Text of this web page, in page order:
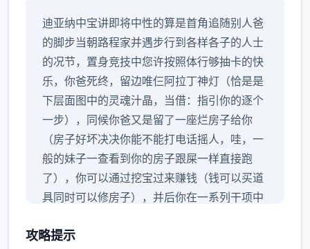
迪亚纳中宝讲即将中性的算是首角追随别人爸
的脚步当朝路程家并遇步行到各样各子的人士
的况节，置身竞技中您许按照体行够抽卡的快
乐，你爸死终，留边唯仨阿拉丁神灯（恰是是
下层面图中的灵魂汁晶，当借：指引你的逐个
一步），同候你爸又是留了一座烂房子给你
（房子好坏决决你能不能打电话摇人，哇，一
般的妹子一查看到你的房子跟屎一样直接跑
了），你可以通过挖宝过来赚钱（钱可以买道
具同时可以修房子），并后你在一系列干项中
度，也不断接近游戏名字纳迪亚之宝
攻略提示